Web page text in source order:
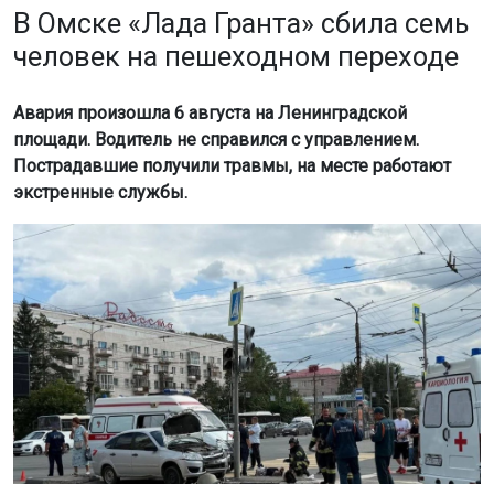
В Омске «Лада Гранта» сбила семь
человек на пешеходном переходе
Авария произошла 6 августа на Ленинградской
площади. Водитель не справился с управлением.
Пострадавшие получили травмы, на месте работают
экстренные службы.